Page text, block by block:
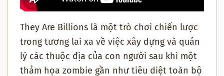
They Are Billions là một trò chơi chiến lược
trong tương lai xa về việc xây dựng và quản
lý các thuộc địa của con người sau khi một
thảm họa zombie gần như tiêu diệt toàn bộ